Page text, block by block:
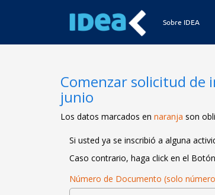
Sobre IDEA
Comenzar solicitud de
junio
Los datos marcados en naranja son
Si usted ya se inscribió a alguna
Caso contrario, haga click en el
Número de Documento (solo